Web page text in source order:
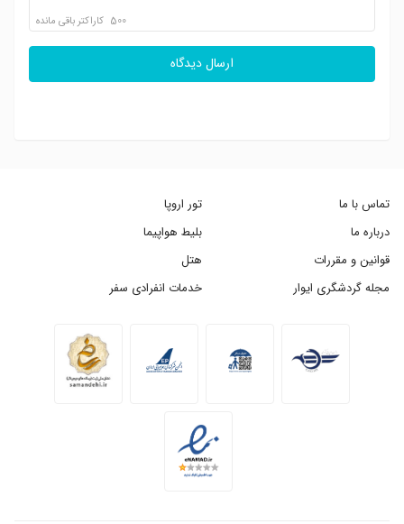
500 کاراکتر باقی مانده
ارسال دیدگاه
تماس با ما
درباره ما
قوانین و مقررات
مجله گردشگری ایوار
تور اروپا
بلیط هواپیما
هتل
خدمات انفرادی سفر